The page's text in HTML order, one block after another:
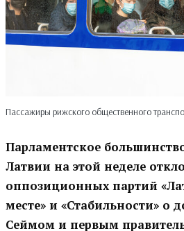
Пассажиры рижского общественного
Парламентское
Латвии на этой неделе
оппозиционных партий
месте» и «Стабильности» о
Сеймом и первым